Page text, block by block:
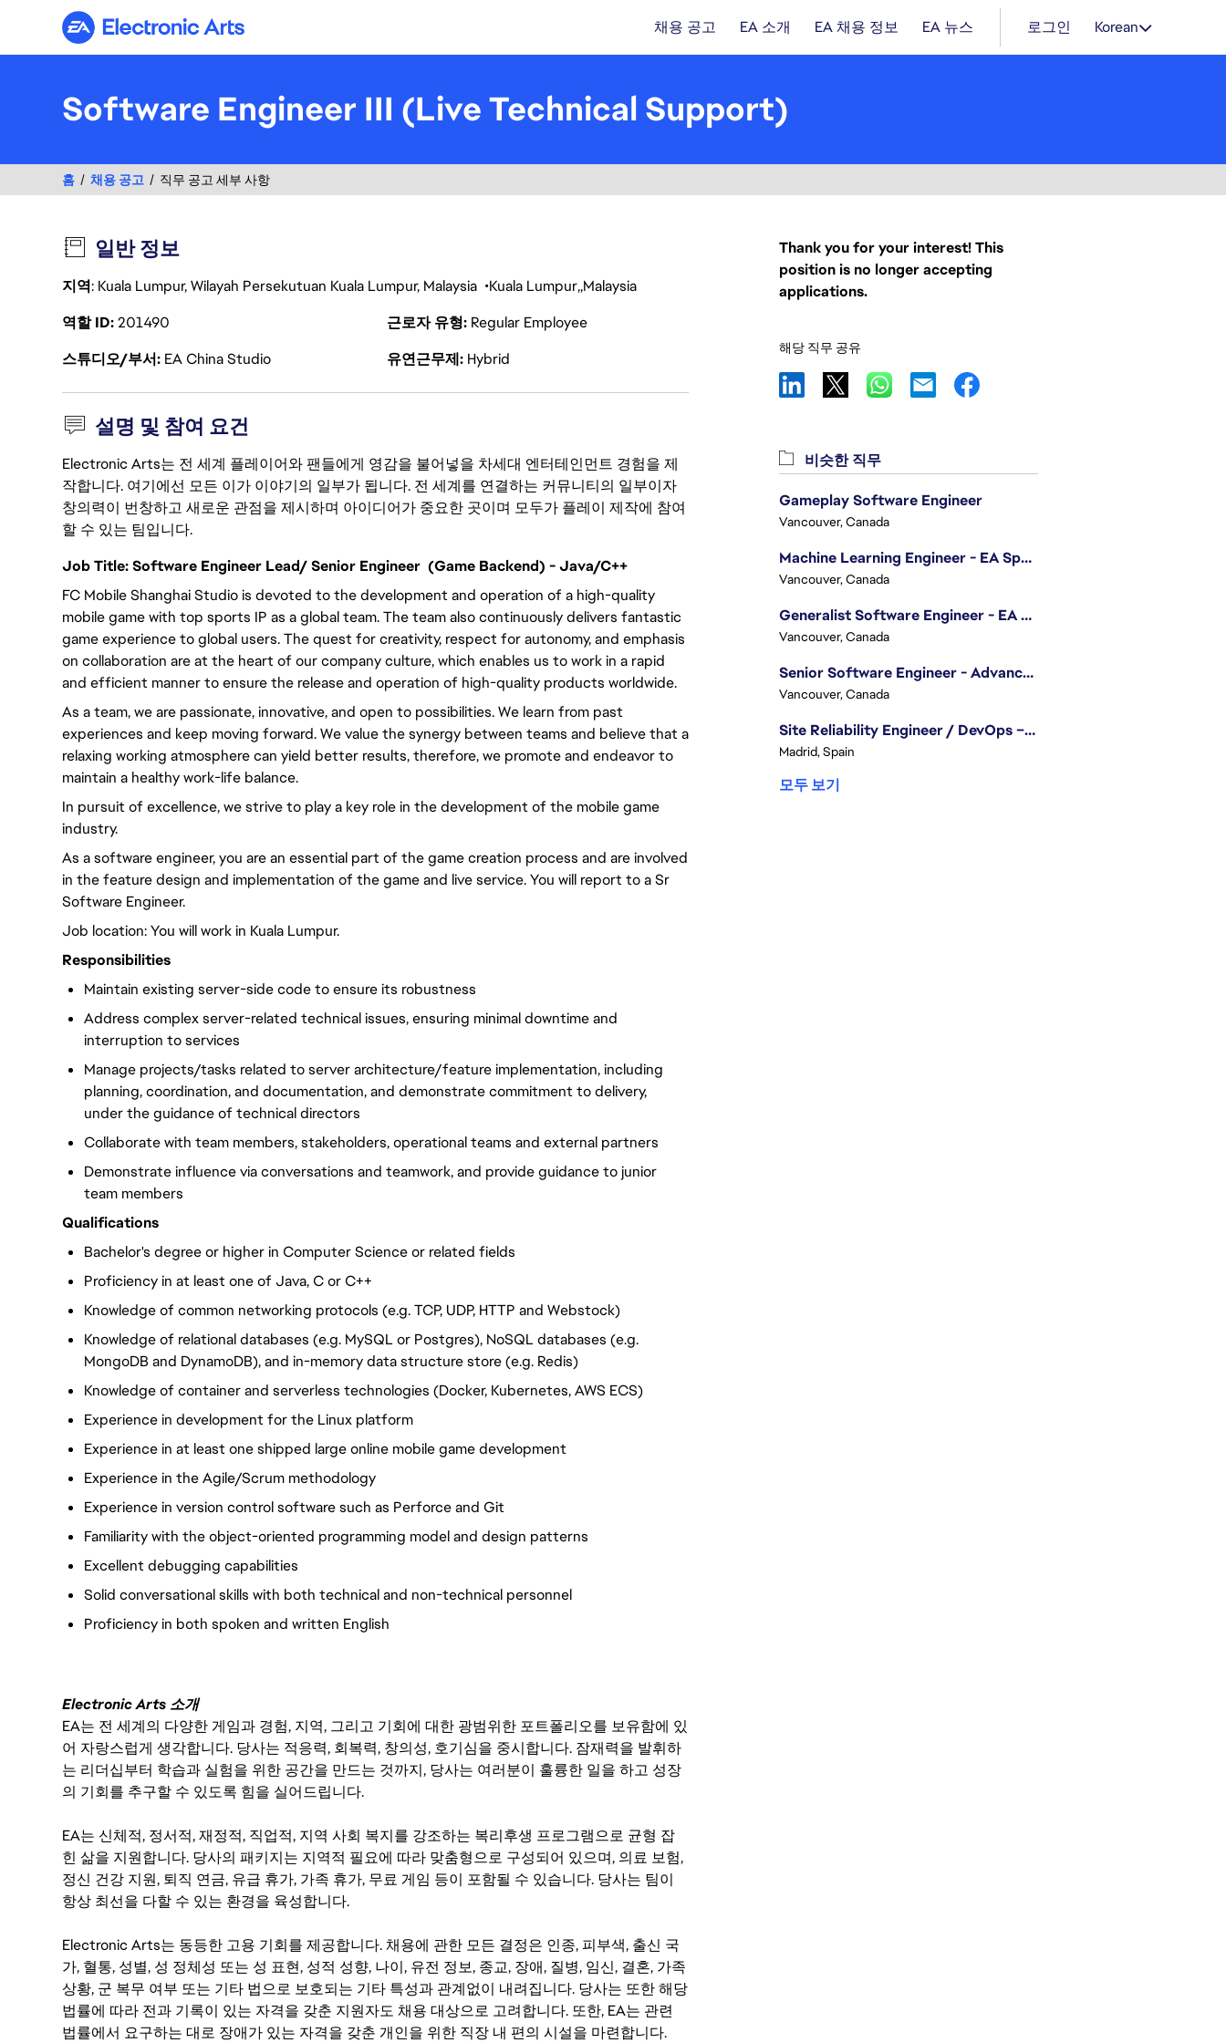
Electronic Arts 채용 공고 EA 소개 EA 채용 정보 EA 뉴스 로그인 Korean
Software Engineer III (Live Technical Support)
홈 채용 공고 직무 공고 세부 사항
일반 정보
지역: Kuala Lumpur, Wilayah Persekutuan Kuala Lumpur, Malaysia Kuala Lumpur Malaysia
역할 ID201490 근로자 유형 Regular Employee
스튜디오/부서 EA China Studio 유연근무제 Hybrid
설명 및 참여 요건
Electronic Arts는 전 세계 플레이어와 팬들에게 영감을 불어넣을 차세대 엔터테인먼트 경험을 제
작합니다. 여기에선 모든 이가 이야기의 일부가 됩니다. 전 세계를 연결하는 커뮤니티의 일부이자
창의력이 번창하고 새로운 관점을 제시하며 아이디어가 중요한 곳이며 모두가 플레이 제작에 참여
할 수 있는 팀입니다.
Job Title: Software Engineer Lead/ Senior Engineer (Game Backend) - Java/C++
FC Mobile Shanghai Studio is devoted to the development and operation of a high-quality
mobile game with top sports IP as a global team. The team also continuously delivers fantastic
game experience to global users. The quest for creativity, respect for autonomy, and emphasis
on collaboration are at the heart of our company culture, which enables us to work in a rapid
and efficient manner to ensure the release and operation of high-quality products worldwide.
As a team, we are passionate, innovative, and open to possibilities. We learn from past
experiences and keep moving forward. We value the synergy between teams and believe that a
relaxing working atmosphere can yield better results, therefore, we promote and endeavor to
maintain a healthy work-life balance.
In pursuit of excellence, we strive to play a key role in the development of the mobile game
industry.
As a software engineer, you are an essential part of the game creation process and are involved
in the feature design and implementation of the game and live service. You will report to a Sr
Software Engineer.
Job location: You will work in Kuala Lumpur.
Responsibilities
Maintain existing server-side code to ensure its robustness
Address complex server-related technical issues, ensuring minimal downtime and
interruption to services
Manage projects/tasks related to server architecture/feature implementation, including
planning, coordination, and documentation, and demonstrate commitment to delivery,
under the guidance of technical directors
Collaborate with team members, stakeholders, operational teams and external partners
Demonstrate influence via conversations and teamwork, and provide guidance to junior
team members
Qualifications
Bachelor's degree or higher in Computer Science or related fields
Proficiency in at least one of Java, C or C++
Knowledge of common networking protocols (e.g. TCP, UDP, HTTP and Webstock)
Knowledge of relational databases (e.g. MySQL or Postgres), NoSQL databases (e.g.
MongoDB and DynamoDB), and in-memory data structure store (e.g. Redis)
Knowledge of container and serverless technologies (Docker, Kubernetes, AWS ECS)
Experience in development for the Linux platform
Experience in at least one shipped large online mobile game development
Experience in the Agile/Scrum methodology
Experience in version control software such as Perforce and Git
Familiarity with the object-oriented programming model and design patterns
Excellent debugging capabilities
Solid conversational skills with both technical and non-technical personnel
Proficiency in both spoken and written English
Electronic Arts 소개
EA는 전 세계의 다양한 게임과 경험, 지역, 그리고 기회에 대한 광범위한 포트폴리오를 보유함에 있
어 자랑스럽게 생각합니다. 당사는 적응력, 회복력, 창의성, 호기심을 중시합니다. 잠재력을 발휘하
는 리더십부터 학습과 실험을 위한 공간을 만드는 것까지, 당사는 여러분이 훌륭한 일을 하고 성장
의 기회를 추구할 수 있도록 힘을 실어드립니다.
EA는 신체적, 정서적, 재정적, 직업적, 지역 사회 복지를 강조하는 복리후생 프로그램으로 균형 잡
힌 삶을 지원합니다. 당사의 패키지는 지역적 필요에 따라 맞춤형으로 구성되어 있으며, 의료 보험,
정신 건강 지원, 퇴직 연금, 유급 휴가, 가족 휴가, 무료 게임 등이 포함될 수 있습니다. 당사는 팀이
항상 최선을 다할 수 있는 환경을 육성합니다.
Electronic Arts는 동등한 고용 기회를 제공합니다. 채용에 관한 모든 결정은 인종, 피부색, 출신 국
가, 혈통, 성별, 성 정체성 또는 성 표현, 성적 성향, 나이, 유전 정보, 종교, 장애, 질병, 임신, 결혼, 가족
상황, 군 복무 여부 또는 기타 법으로 보호되는 기타 특성과 관계없이 내려집니다. 당사는 또한 해당
법률에 따라 전과 기록이 있는 자격을 갖춘 지원자도 채용 대상으로 고려합니다. 또한, EA는 관련
법률에서 요구하는 대로 장애가 있는 자격을 갖춘 개인을 위한 직장 내 편의 시설을 마련합니다.
Thank you for your interest! This
position is no longer accepting
applications.
해당 직무 공유
비슷한 직무
Gameplay Software Engineer
Vancouver, Canada
Machine Learning Engineer - EA Sports FC
Vancouver, Canada
Generalist Software Engineer - EA Sports FC
Vancouver, Canada
Senior Software Engineer - Advanced Technology Group
Vancouver, Canada
Site Reliability Engineer / DevOps – Localization
Madrid, Spain
모두 보기